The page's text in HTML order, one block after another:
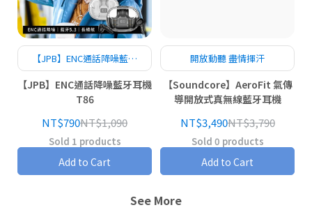
【JPB】ENC通話降噪藍牙
耳機 T86
【JPB】ENC通話降噪藍牙耳機
T86
NT$790NT$1,090
Sold 1 products
Add to Cart
開放動聽 盡情揮汗
【Soundcore】AeroFit 氣傳
導開放式真無線藍牙耳機
NT$3,490NT$3,790
Sold 0 products
Add to Cart
See More